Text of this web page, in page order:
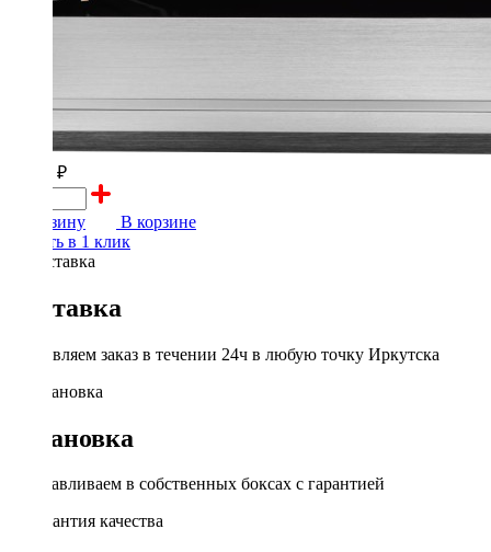
29700 ₽
В корзину
В корзине
Купить в 1 клик
Доставка
Доставляем заказ в течении 24ч в любую точку Иркутска
Установка
Устанавливаем в собственных боксах с гарантией